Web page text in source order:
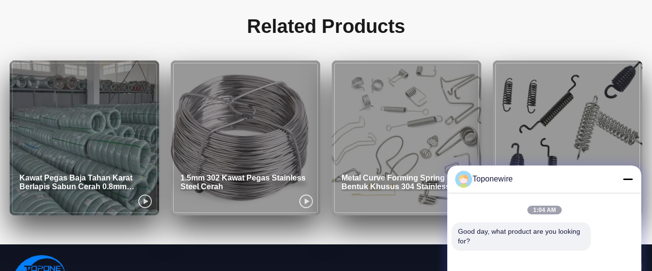
Related Products
Kawat Pegas Baja Tahan Karat
Berlapis Sabun Cerah 0.8mm
Untuk Berbagai Aplikasi Grade 302
1.5mm 302 Kawat Pegas Stainless
Steel Cerah
Metal Curve Forming Spring
Bentuk Khusus 304 Stainless Steel
Forming Wire
304 Stainless Steel Spring Sumber
besar tegangan Spring
Toponewire
1:04 AM
Good day, what product are you looking
for?